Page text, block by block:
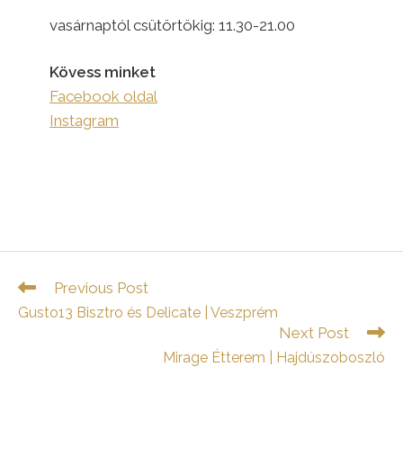
vasárnaptól csütörtökig: 11.30-21.00
Kövess minket
Facebook oldal
Instagram
Read
more
articles
Previous Post
Gusto13 Bisztro és Delicate | Veszprém
Next Post
Mirage Étterem | Hajdúszoboszló